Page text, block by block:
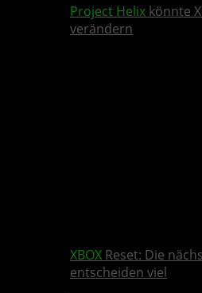
Project Helix könnte
verändern
XBOX Reset: Die
entscheiden viel